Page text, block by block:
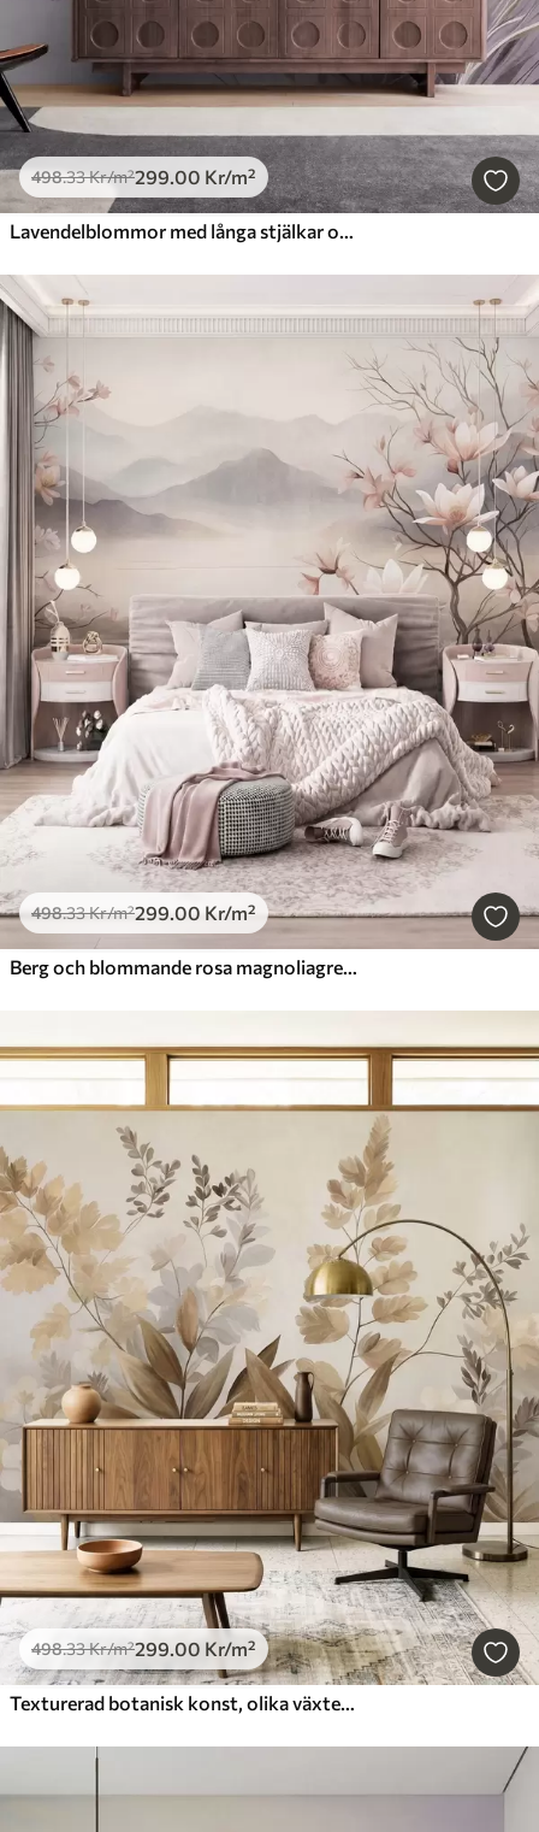
498.33Kr/m²299.00 Kr/m²
Lavendelblommor med långa stjälkar och blad, konstverk i mjuka pastellfärger med struktur
498.33Kr/m²299.00 Kr/m²
Berg och blommande rosa magnoliagrenar, ett landskap med varierad struktur
498.33Kr/m²299.00 Kr/m²
Texturerad botanisk konst, olika växter och blad i bruna och beige nyanser